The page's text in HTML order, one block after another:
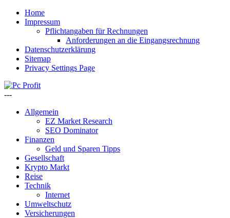
Home
Impressum
Pflichtangaben für Rechnungen
Anforderungen an die Eingangsrechnung
Datenschutzerklärung
Sitemap
Privacy Settings Page
---
Allgemein
EZ Market Research
SEO Dominator
Finanzen
Geld und Sparen Tipps
Gesellschaft
Krypto Markt
Reise
Technik
Internet
Umweltschutz
Versicherungen